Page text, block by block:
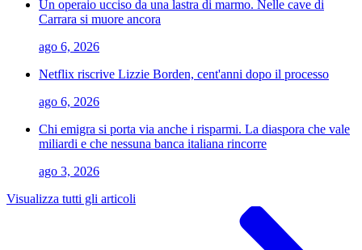
Un operaio ucciso da una lastra di marmo. Nelle cave di
Carrara si muore ancora
ago 6, 2026
Netflix riscrive Lizzie Borden, cent'anni dopo il processo
ago 6, 2026
Chi emigra si porta via anche i risparmi. La diaspora che vale
miliardi e che nessuna banca italiana rincorre
ago 3, 2026
Visualizza tutti gli articoli